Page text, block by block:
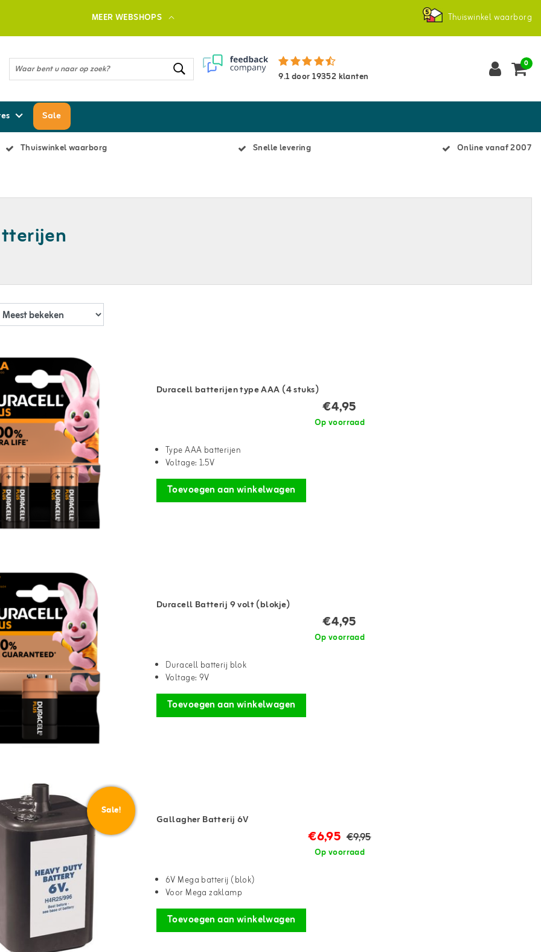
MEER WEBSHOPS Thuiswinkel waarborg
9.1door19352klanten
0
Sale
Thuiswinkel waarborg Snelle levering Online vanaf 2007
Duracell batterijen type AAA (4 stuks)
€4,95
Op voorraad
Type AAA batterijen
Voltage: 1.5V
Toevoegen aan winkelwagen
Duracell Batterij 9 volt (blokje)
€4,95
Op voorraad
Duracell batterij blok
Voltage: 9V
Toevoegen aan winkelwagen
Sale!
Gallagher Batterij 6V
€6,95 €9,95
Op voorraad
6V Mega batterij (blok)
Voor Mega zaklamp
Toevoegen aan winkelwagen